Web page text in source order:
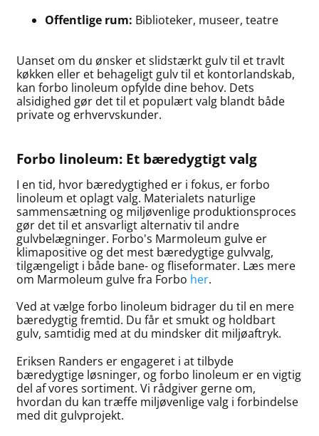
Offentlige rum: Biblioteker, museer, teatre
Uanset om du ønsker et slidstærkt gulv til et travlt
køkken eller et behageligt gulv til et kontorlandskab,
kan forbo linoleum opfylde dine behov. Dets
alsidighed gør det til et populært valg blandt både
private og erhvervskunder.
Forbo linoleum: Et bæredygtigt valg
I en tid, hvor bæredygtighed er i fokus, er forbo
linoleum et oplagt valg. Materialets naturlige
sammensætning og miljøvenlige produktionsproces
gør det til et ansvarligt alternativ til andre
gulvbelægninger. Forbo's Marmoleum gulve er
klimapositive og det mest bæredygtige gulvvalg,
tilgængeligt i både bane- og fliseformater. Læs mere
om Marmoleum gulve fra Forbo her.
Ved at vælge forbo linoleum bidrager du til en mere
bæredygtig fremtid. Du får et smukt og holdbart
gulv, samtidig med at du mindsker dit miljøaftryk.
Eriksen Randers er engageret i at tilbyde
bæredygtige løsninger, og forbo linoleum er en vigtig
del af vores sortiment. Vi rådgiver gerne om,
hvordan du kan træffe miljøvenlige valg i forbindelse
med dit gulvprojekt.